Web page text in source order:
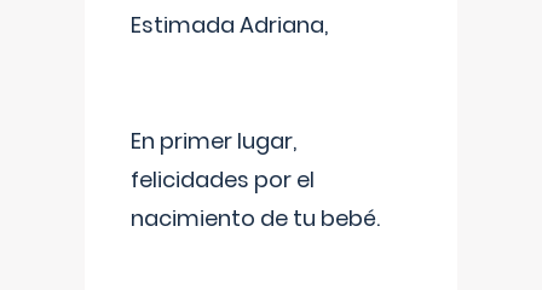
Estimada Adriana,
En primer lugar,
felicidades por el
nacimiento de tu bebé.